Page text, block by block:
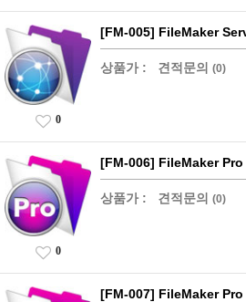
[FM-005] FileMaker
상품가 : 견적문의 (0)
0
[FM-006] FileMaker Pro
상품가 : 견적문의 (0)
0
[FM-007] FileMaker Pro